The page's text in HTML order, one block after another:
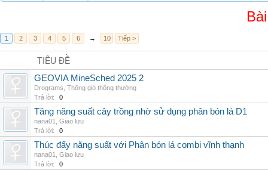
1 2 3 4 5 6 → 10 Tiếp >
TIÊU ĐỀ
GEOVIA MineSched 2025 2
Drograms Thông gió thông thường
Trả lời:
0
Tăng năng suất cây trồng nhờ sử dụng phân bón lá D1
nana01
Giao lưu
Trả lời:
0
Thúc đẩy năng suất với Phân bón lá combi vĩnh thạnh
nana01
Giao lưu
Trả lời:
0